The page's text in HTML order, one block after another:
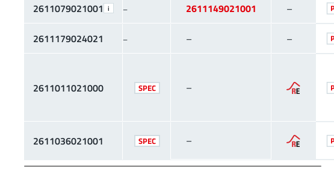
2611079021001 i – 2611149021001 –
2611179024021 – – –
2611011021000 SPEC –
2611036021001 SPEC –